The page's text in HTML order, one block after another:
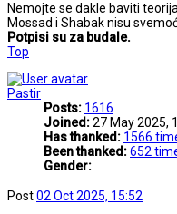
Nemojte se dakle baviti
Mossad i Shabak nisu
Potpisi su za budale.
Top
Pastir
Posts: 1616
Joined:27 May 2025,
Has thanked: 1566
Been thanked:652
Gender:
Post02 Oct 2025, 15:52